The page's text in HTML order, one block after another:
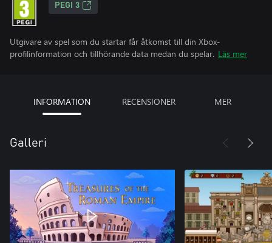
PEGI 3
Utgivare av spel som du startar får åtkomst till din Xbox-
profilinformation och tillhörande data medan du spelar. Läs mer
INFORMATION RECENSIONER MER
Galleri